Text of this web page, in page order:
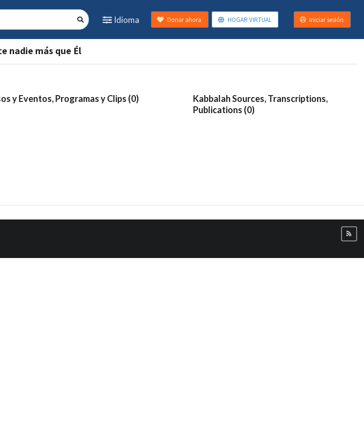
Idioma Donar ahora HOGAR VIRTUAL Iniciar sesión
nadie más que Él
y Eventos, Programas y Clips (0)
Kabbalah Sources, Transcriptions,
Publications (0)